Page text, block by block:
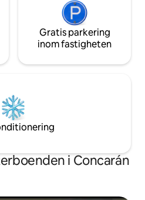
Gratis parkering
inom fastigheten
i Concarán